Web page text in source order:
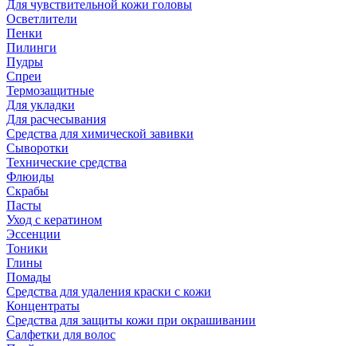
Для чувствительной кожи головы
Осветлители
Пенки
Пилинги
Пудры
Спреи
Термозащитные
Для укладки
Для расчесывания
Средства для химической завивки
Сыворотки
Технические средства
Флюиды
Скрабы
Пасты
Уход с кератином
Эссенции
Тоники
Глины
Помады
Средства для удаления краски с кожи
Концентраты
Средства для защиты кожи при окрашивании
Салфетки для волос